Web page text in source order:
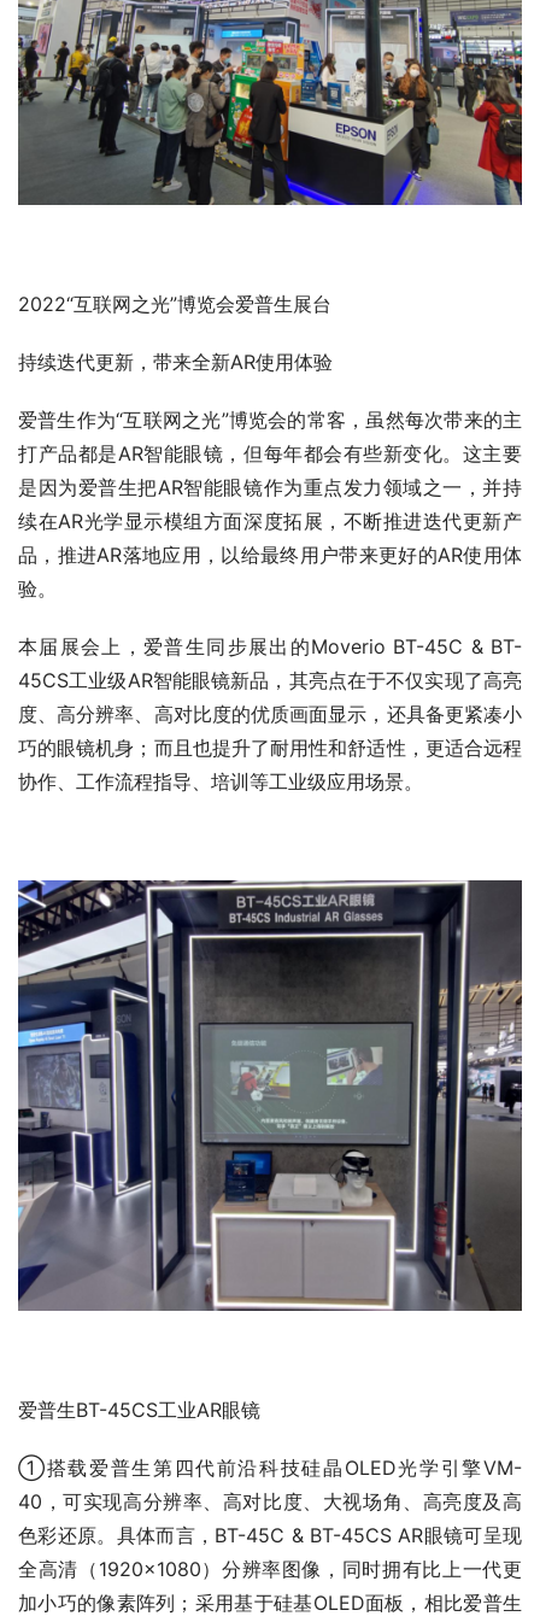
2022“互联网之光”博览会爱普生展台
持续迭代更新，带来全新AR使用体验
爱普生作为“互联网之光”博览会的常客，虽然每次带来的主
打产品都是AR智能眼镜，但每年都会有些新变化。这主要
是因为爱普生把AR智能眼镜作为重点发力领域之一，并持
续在AR光学显示模组方面深度拓展，不断推进迭代更新产
品，推进AR落地应用，以给最终用户带来更好的AR使用体
验。
本届展会上，爱普生同步展出的Moverio BT-45C & BT-
45CS工业级AR智能眼镜新品，其亮点在于不仅实现了高亮
度、高分辨率、高对比度的优质画面显示，还具备更紧凑小
巧的眼镜机身；而且也提升了耐用性和舒适性，更适合远程
协作、工作流程指导、培训等工业级应用场景。
爱普生BT-45CS工业AR眼镜
①搭载爱普生第四代前沿科技硅晶OLED光学引擎VM-
40，可实现高分辨率、高对比度、大视场角、高亮度及高
色彩还原。具体而言，BT-45C & BT-45CS AR眼镜可呈现
全高清（1920×1080）分辨率图像，同时拥有比上一代更
加小巧的像素阵列；采用基于硅基OLED面板，相比爱普生